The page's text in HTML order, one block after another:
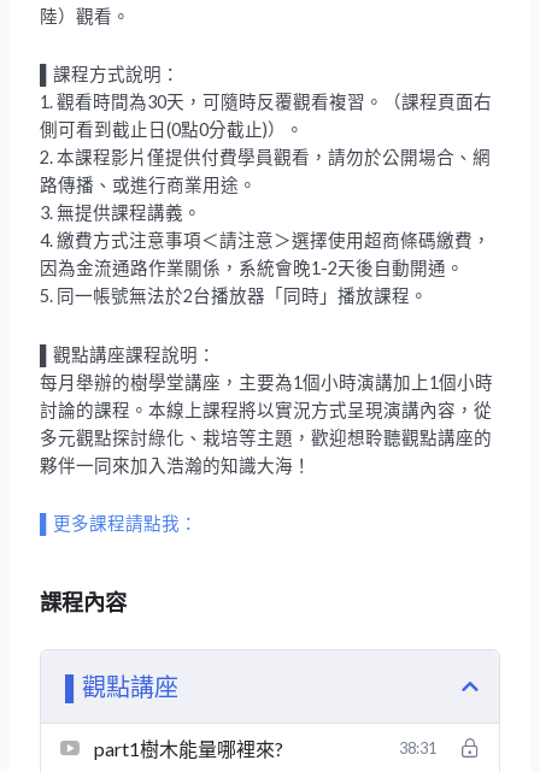
陸）觀看。
▌課程方式說明：
1. 觀看時間為30天，可隨時反覆觀看複習。（課程頁面右
側可看到截止日(0點0分截止)）。
2. 本課程影片僅提供付費學員觀看，請勿於公開場合、網
路傳播、或進行商業用途。
3. 無提供課程講義。
4. 繳費方式注意事項＜請注意＞選擇使用超商條碼繳費，
因為金流通路作業關係，系統會晚1-2天後自動開通。
5. 同一帳號無法於2台播放器「同時」播放課程。
▌觀點講座課程說明：
每月舉辦的樹學堂講座，主要為1個小時演講加上1個小時
討論的課程。本線上課程將以實況方式呈現演講內容，從
多元觀點探討綠化、栽培等主題，歡迎想聆聽觀點講座的
夥伴一同來加入浩瀚的知識大海！
▌更多課程請點我：
課程內容
▌觀點講座
part1樹木能量哪裡來? 38:31